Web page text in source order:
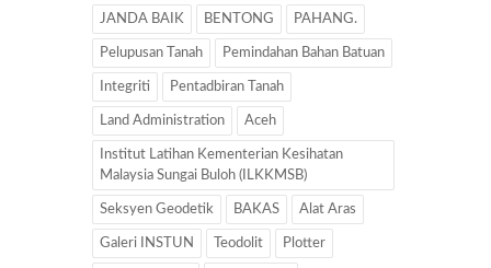
JANDA BAIK BENTONG PAHANG.
Pelupusan Tanah Pemindahan Bahan Batuan
Integriti Pentadbiran Tanah
Land Administration Aceh
Institut Latihan Kementerian Kesihatan
Malaysia Sungai Buloh (ILKKMSB)
Seksyen Geodetik BAKAS Alat Aras
Galeri INSTUN Teodolit Plotter